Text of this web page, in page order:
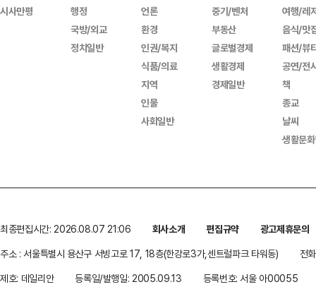
시사만평
행정
국방/외교
정치일반
언론
환경
인권/복지
식품/의료
지역
인물
사회일반
중기/벤처
부동산
글로벌경제
생활경제
경제일반
여행/레
음식/맛
패션/뷰
공연/전
책
종교
날씨
생활문
최종편집시간: 2026.08.07 21:06 회사소개 편집규약
광고제휴문의
주소 : 서울특별시 용산구 서빙고로 17, 18층(한강로3가,센트럴파크 타워동)
전
제호: 데일리안
등록일/발행일: 2005.09.13 등록번호: 서울 아00055